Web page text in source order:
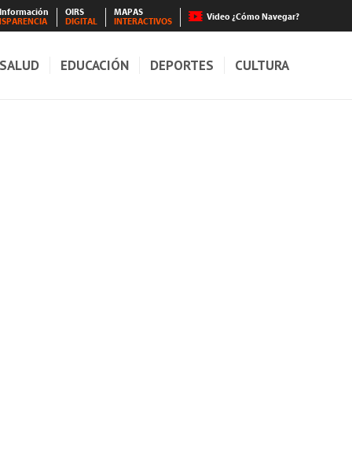
OIRS
DIGITAL
MAPAS
INTERACTIVOS
Video ¿Cómo Navegar?
SALUD EDUCACIÓN DEPORTES CULTURA